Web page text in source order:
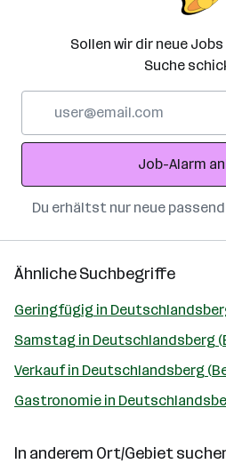
Sollen wir dir neue
Suche
Adresse
Job-Alarm
Du erhältst nur neue
Ähnliche Suchbegriffe
Geringfügig in
Samstag in Deutschlandsberg
Verkauf in Deutschlandsberg
Gastronomie in
In anderem Ort/Gebiet